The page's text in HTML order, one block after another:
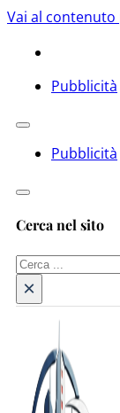
Vai al
Pubblicità
Pubblicità
Cerca nel sito
Cerca
×